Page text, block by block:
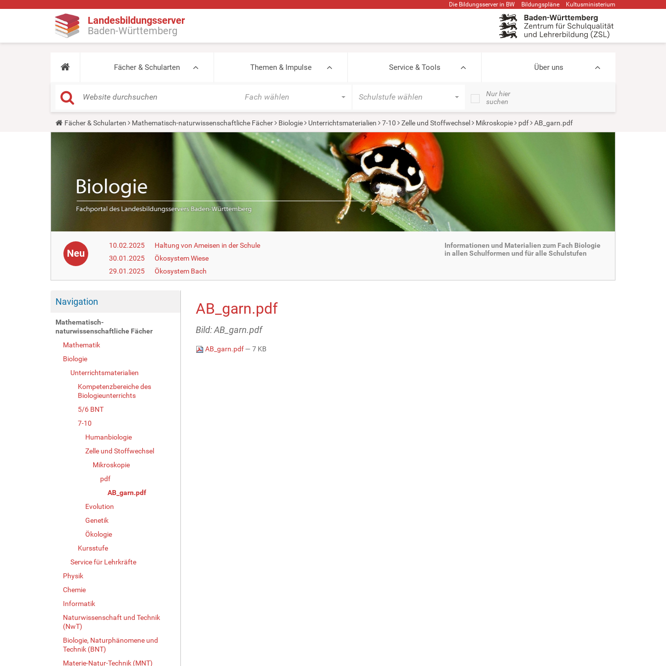
Die Bildungsserver in BW Bildungspläne Kultusministerium
Landesbildungsserver
Baden-Württemberg
Fächer & Schularten Themen & Impulse Service & Tools Über uns
Fach wählen Schulstufe wählen
Nur hier
suchen
Y
o
Fächer & Schularten Mathematisch-naturwissenschaftliche Fächer Biologie Unterrichtsmaterialien 7-10 Zelle und Stoffwechsel Mikroskopie pdf AB_garn.pdf
Neu
10.02.2025
Haltung von Ameisen in der Schule
30.01.2025
Ökosystem Wiese
29.01.2025
Ökosystem Bach
Informationen und Materialien zum Fach Biologie
in allen Schulformen und für alle Schulstufen
Navigation
Mathematisch-
naturwissenschaftliche Fächer
Mathematik
Biologie
Unterrichtsmaterialien
Kompetenzbereiche des
Biologieunterrichts
5/6 BNT
7-10
Humanbiologie
Zelle und Stoffwechsel
Mikroskopie
pdf
AB_garn.pdf
Evolution
Genetik
Ökologie
Kursstufe
Service für Lehrkräfte
Physik
Chemie
Informatik
Naturwissenschaft und Technik
(NwT)
Biologie, Naturphänomene und
Technik (BNT)
Materie-Natur-Technik (MNT)
AB_garn.pdf
Bild: AB_garn.pdf
AB_garn.pdf— 7 KB